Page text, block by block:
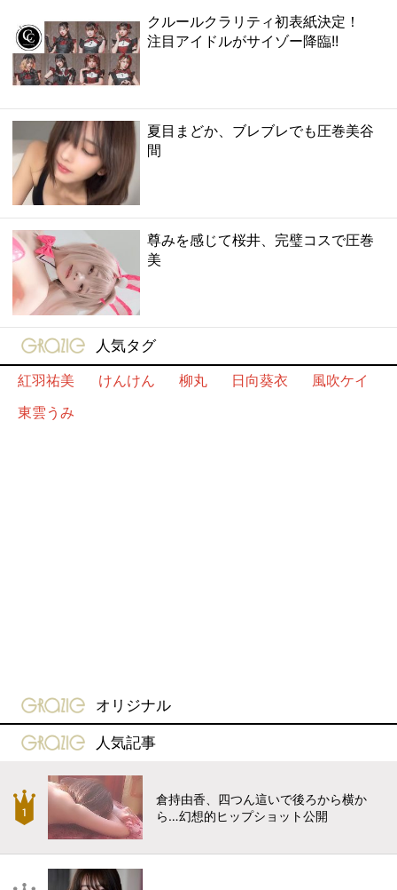
クルールクラリティ初表紙決定！
注目アイドルがサイゾー降臨!!
夏目まどか、ブレブレでも圧巻美谷
間
尊みを感じて桜井、完璧コスで圧巻
美
gravure-grazie
人気タグ
紅羽祐美
けんけん 柳丸 日向葵衣
風吹ケイ
東雲うみ
gravure-grazie
オリジナル
gravure-grazie
人気記事
倉持由香、四つん這いで後ろから横か
ら…幻想的ヒップショット公開